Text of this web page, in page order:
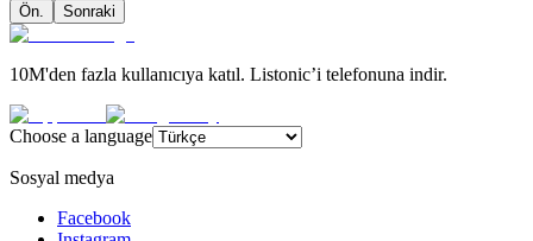
Ön. Sonraki
10M'den fazla kullanıcıya katıl. Listonic’i telefonuna indir.
Choose a language
Sosyal medya
Facebook